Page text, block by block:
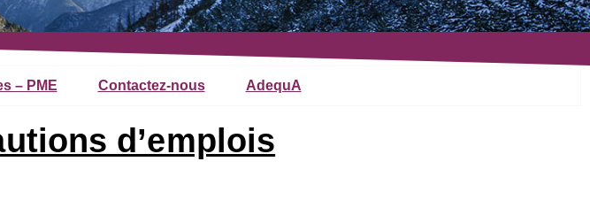
– PME Contactez-nous AdequA
d’emplois